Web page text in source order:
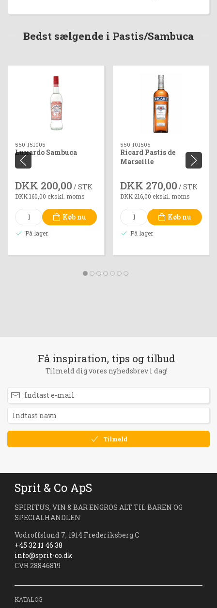
Bedst sælgende i Pastis/Sambuca
550-151005
Luxardo Sambuca
DKK 200,00 / STK
DKK 160,00 ekskl. moms
Køb nu
På lager
550-101505
Ricard Pastis de
Marseille
DKK 270,00 / STK
DKK 216,00 ekskl. moms
Køb nu
På lager
Få inspiration, tips og tilbud
Tilmeld dig vores nyhedsbrev i dag!
Tilmeld
Sprit & Co ApS
SPIRITUS, VIN & BAR ENGROS ALT TIL BAREN OG
SPECIALHANDLEN
Vodroffslund 7, 1914 Frederiksberg C
+45 32 11 46 38
info@sprit-co.dk
CVR 28846819
KATALOG